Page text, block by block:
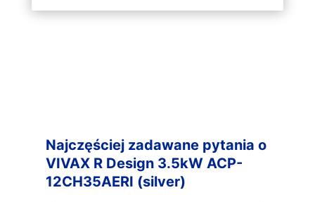
Najczęściej zadawane pytania o
VIVAX R Design 3.5kW ACP-
12CH35AERI (silver)